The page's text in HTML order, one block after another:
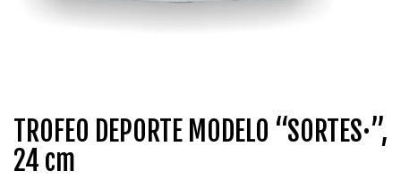
TROFEO DEPORTE MODELO “SORTES·”,
24 cm